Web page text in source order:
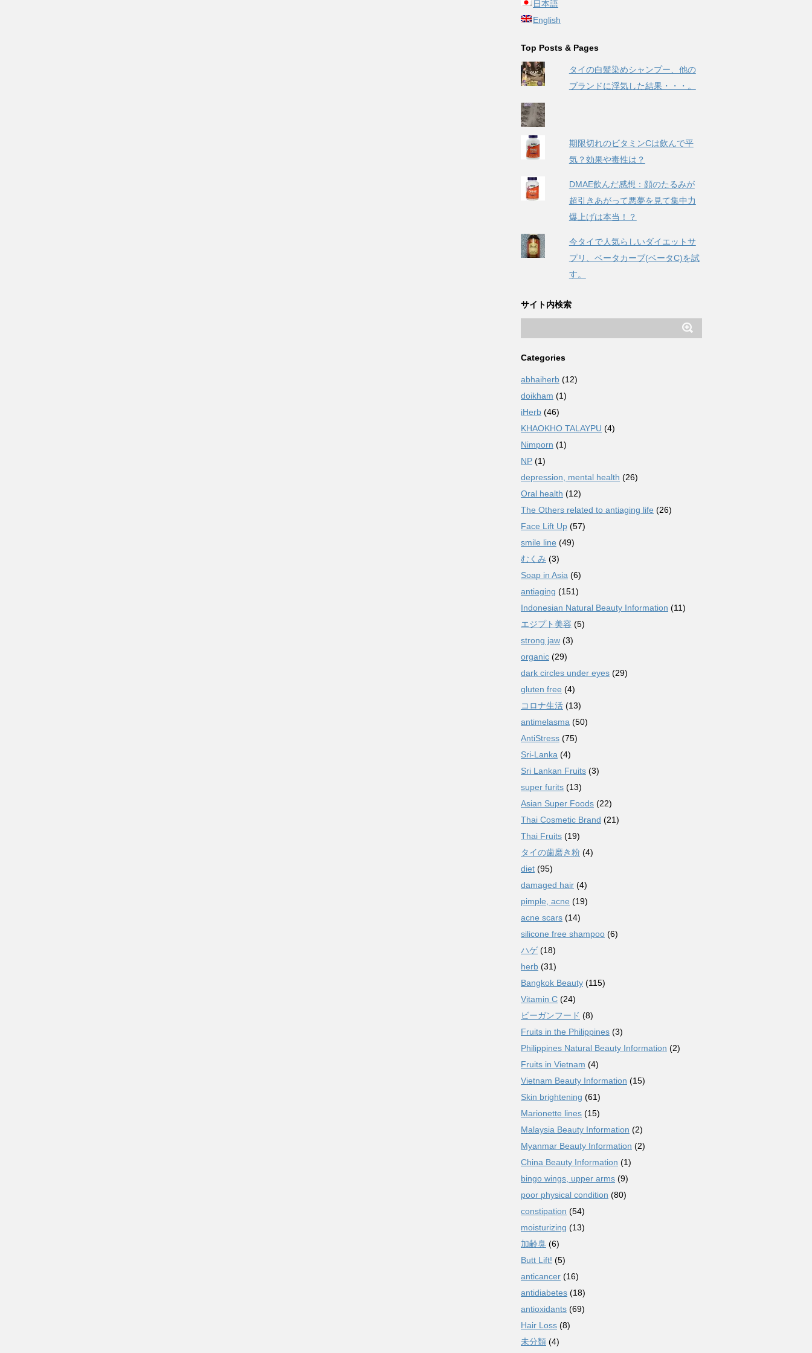
日本語
English
Top Posts & Pages
タイの白髪染めシャンプー、他の
ブランドに浮気した結果・・・。
期限切れのビタミンCは飲んで平
気？効果や毒性は？
DMAE飲んだ感想：顔のたるみが
超引きあがって悪夢を見て集中力
爆上げは本当！？
今タイで人気らしいダイエットサ
プリ、ベータカーブ(ベータC)を試
す。
サイト内検索
Categories
abhaiherb (12)
doikham (1)
iHerb (46)
KHAOKHO TALAYPU (4)
Nimporn (1)
NP (1)
depression, mental health (26)
Oral health (12)
The Others related to antiaging life (26)
Face Lift Up (57)
smile line (49)
むくみ (3)
Soap in Asia (6)
antiaging (151)
Indonesian Natural Beauty Information (11)
エジプト美容 (5)
strong jaw (3)
organic (29)
dark circles under eyes (29)
gluten free (4)
コロナ生活 (13)
antimelasma (50)
AntiStress (75)
Sri-Lanka (4)
Sri Lankan Fruits (3)
super furits (13)
Asian Super Foods (22)
Thai Cosmetic Brand (21)
Thai Fruits (19)
タイの歯磨き粉 (4)
diet (95)
damaged hair (4)
pimple, acne (19)
acne scars (14)
silicone free shampoo (6)
ハゲ(18)
herb (31)
Bangkok Beauty (115)
Vitamin C (24)
ビーガンフード (8)
Fruits in the Philippines (3)
Philippines Natural Beauty Information (2)
Fruits in Vietnam (4)
Vietnam Beauty Information (15)
Skin brightening (61)
Marionette lines (15)
Malaysia Beauty Information (2)
Myanmar Beauty Information (2)
China Beauty Information (1)
bingo wings, upper arms (9)
poor physical condition (80)
constipation (54)
moisturizing (13)
加齢臭 (6)
Butt Lift! (5)
anticancer (16)
antidiabetes (18)
antioxidants (69)
Hair Loss (8)
未分類 (4)